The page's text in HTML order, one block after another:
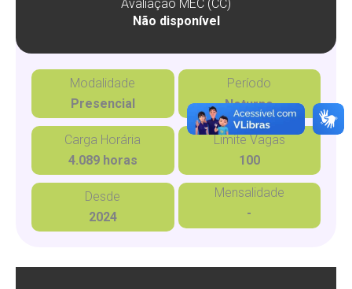
Avaliação MEC (CC)
Não disponível
Modalidade
Presencial
Período
Noturno
Carga Horária
4.089 horas
Limite Vagas
100
Desde
2024
Mensalidade
-